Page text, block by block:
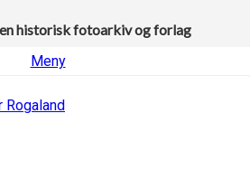
historisk fotoarkiv og forlag
Meny
Rogaland